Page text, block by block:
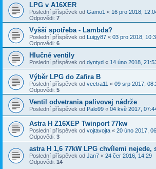
LPG v A16XER
Poslední příspěvek od Gamo1 « 16 pro 2018,
Odpovědi: 7
Vyšší spotřeba - Lambda?
Poslední příspěvek od Luigy87 « 03 pro 2018,
Odpovědi: 6
Hlučné ventily
Poslední příspěvek od dyntyd « 14 úno 2018,
Výběr LPG do Zafira B
Poslední příspěvek od vectra11 « 09 srp 2017,
Odpovědi: 5
Ventil odvetrania palivovej nádrže
Poslední příspěvek od Palo99 « 04 kvě 2017,
Astra H Z16XEP Twinport 77kw
Poslední příspěvek od vojtavojta « 20 úno 2017,
Odpovědi: 3
astra H 1,6 77kW LPG chvílemi
Poslední příspěvek od Jan7 « 24 čer 2016, 14:29
Odpovědi: 14